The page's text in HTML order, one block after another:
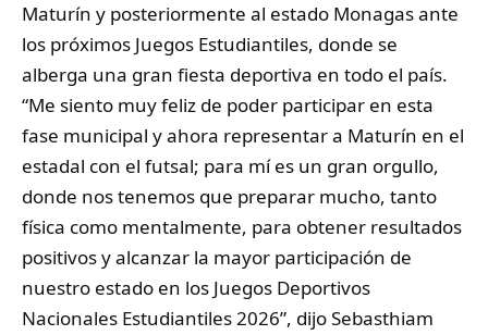
Maturín y posteriormente al estado Monagas ante
los próximos Juegos Estudiantiles, donde se
alberga una gran fiesta deportiva en todo el país.
“Me siento muy feliz de poder participar en esta
fase municipal y ahora representar a Maturín en el
estadal con el futsal; para mí es un gran orgullo,
donde nos tenemos que preparar mucho, tanto
física como mentalmente, para obtener resultados
positivos y alcanzar la mayor participación de
nuestro estado en los Juegos Deportivos
Nacionales Estudiantiles 2026”, dijo Sebasthiam